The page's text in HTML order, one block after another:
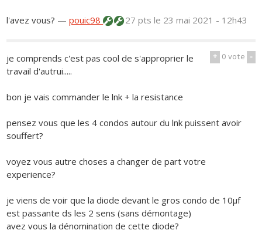
l'avez vous? —pouic98 27 ptsle 23 mai 2021 - 12h43
+ 0vote -
je comprends c'est pas cool de s'approprier le
travail d'autrui.....
bon je vais commander le lnk + la resistance
pensez vous que les 4 condos autour du lnk puissent avoir
souffert?
voyez vous autre choses a changer de part votre
experience?
je viens de voir que la diode devant le gros condo de 10µf
est passante ds les 2 sens (sans démontage)
avez vous la dénomination de cette diode?